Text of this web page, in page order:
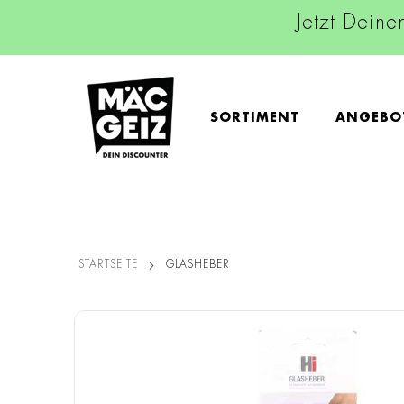
Jetzt
SORTIMENT
STARTSEITE GLASHEBER
Zum